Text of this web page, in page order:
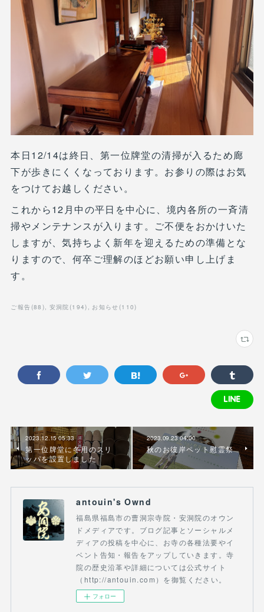
本日12/14は終日、第一位牌堂の清掃が入るため廊
下が歩きにくくなっております。お参りの際はお気
をつけてお越しください。
これから12月中の平日を中心に、境内各所の一斉清
掃やメンテナンスが入ります。ご不便をおかけいた
しますが、気持ちよく新年を迎えるための準備とな
りますので、何卒ご理解のほどお願い申し上げま
す。
ご報告 (88 ) 安洞院 (194) お知らせ (110)
2023.12.15 05:33
第一位牌堂に冬用のスリ
ッパを設置しました
2023.09.23 04:00
秋のお彼岸ペット慰霊祭
antouin's Ownd
福島県福島市の曹洞宗寺院・安洞院のオウン
ドメディアです。ブログ記事とソーシャルメ
ディアの投稿を中心に、お寺の各種法要やイ
ベント告知・報告をアップしていきます。寺
院の歴史沿革や詳細については公式サイト
（http://antouin.com）を御覧ください。
フォロー